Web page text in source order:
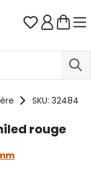
Vous avez
SKU: 32484
rouge